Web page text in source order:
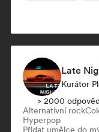
Late
Kurátor
> 2000
Alternativní rock
Hyperpop
Přidat umělce do